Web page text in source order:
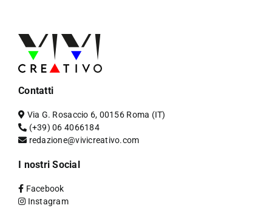
Contatti
Via G. Rosaccio 6, 00156 Roma (IT)
(+39) 06 4066184
redazione@vivicreativo.com
I nostri Social
Facebook
Instagram